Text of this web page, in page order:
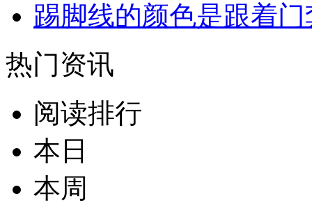
踢脚线的颜色是跟着
热门资讯
阅读排行
本日
本周